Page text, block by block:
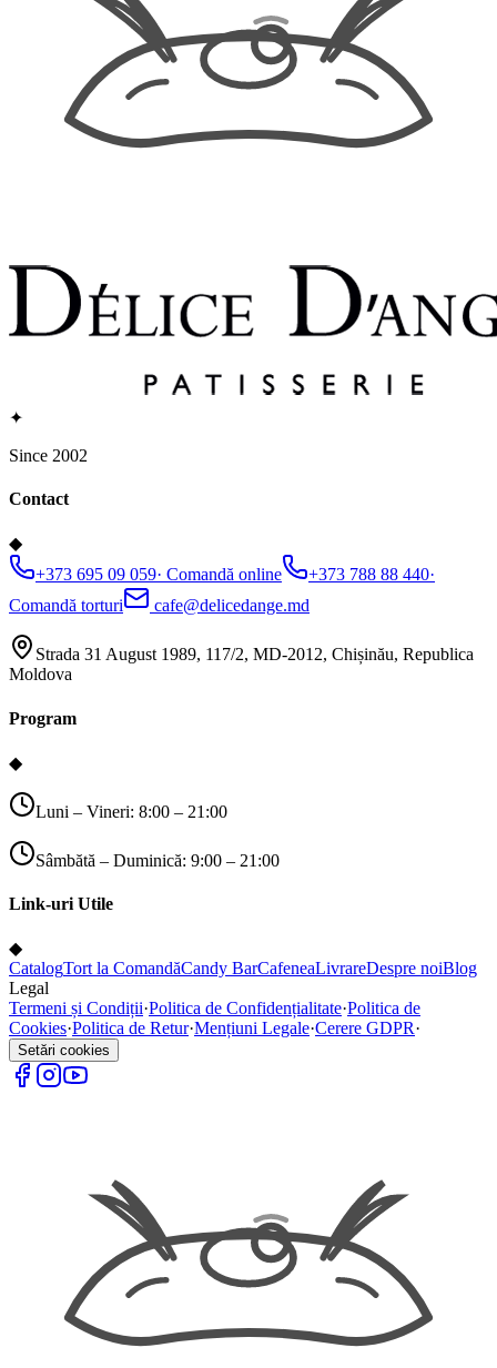
✦
Since 2002
Contact
◆
+373 695 09 059· Comandă online +373 788 88 440·
Comandă torturi
cafe@delicedange.md
Strada 31 August 1989, 117/2, MD-2012, Chișinău, Republica
Moldova
Program
◆
Luni – Vineri: 8:00 – 21:00
Sâmbătă – Duminică: 9:00 – 21:00
Link-uri Utile
◆
CatalogTort la ComandăCandy BarCafeneaLivrareDespre noiBlog
Legal
Termeni și Condiții·Politica de Confidențialitate·Politica de
Cookies·Politica de Retur·Mențiuni Legale·Cerere GDPR·
Setări cookies